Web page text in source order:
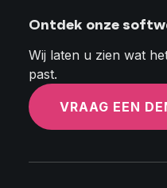
Ontdek onze
Wij laten u zien wat
past.
VRAAG EEN